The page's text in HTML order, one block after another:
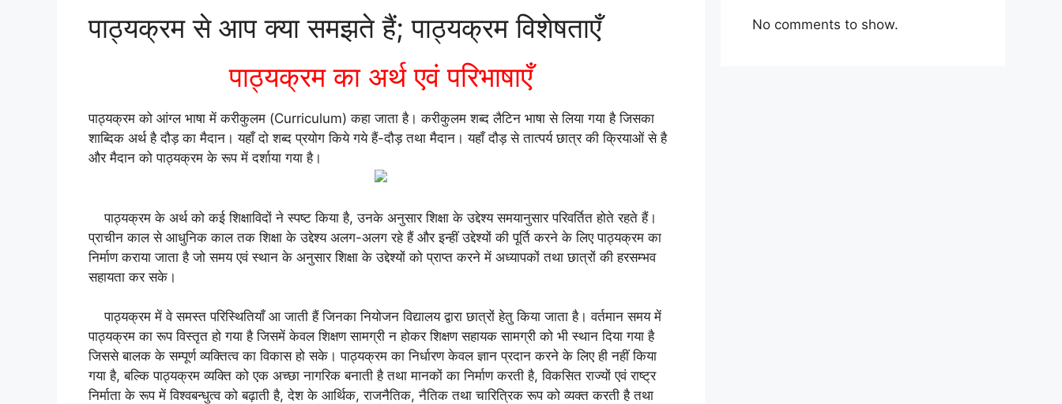
पाठ्यक्रम से आप क्या समझते हैं; पाठ्यक्रम विशेषताएँ
पाठ्यक्रम का अर्थ एवं परिभाषाएँ
पाठ्यक्रम को आंग्ल भाषा में करीकुलम (Curriculum) कहा जाता है। करीकुलम शब्द लैटिन भाषा से लिया गया है जिसका
शाब्दिक अर्थ है दौड़ का मैदान। यहाँ दो शब्द प्रयोग किये गये हैं-दौड़ तथा मैदान। यहाँ दौड़ से तात्पर्य छात्र की क्रियाओं से है
और मैदान को पाठ्यक्रम के रूप में दर्शाया गया है।
पाठ्यक्रम के अर्थ को कई शिक्षाविदों ने स्पष्ट किया है, उनके अनुसार शिक्षा के उद्देश्य समयानुसार परिवर्तित होते रहते हैं।
प्राचीन काल से आधुनिक काल तक शिक्षा के उद्देश्य अलग-अलग रहे हैं और इन्हीं उद्देश्यों की पूर्ति करने के लिए पाठ्यक्रम का
निर्माण कराया जाता है जो समय एवं स्थान के अनुसार शिक्षा के उद्देश्यों को प्राप्त करने में अध्यापकों तथा छात्रों की हरसम्भव
सहायता कर सके।
पाठ्यक्रम में वे समस्त परिस्थितियाँ आ जाती हैं जिनका नियोजन विद्यालय द्वारा छात्रों हेतु किया जाता है। वर्तमान समय में
पाठ्यक्रम का रूप विस्तृत हो गया है जिसमें केवल शिक्षण सामग्री न होकर शिक्षण सहायक सामग्री को भी स्थान दिया गया है
जिससे बालक के सम्पूर्ण व्यक्तित्व का विकास हो सके। पाठ्यक्रम का निर्धारण केवल ज्ञान प्रदान करने के लिए ही नहीं किया
गया है, बल्कि पाठ्यक्रम व्यक्ति को एक अच्छा नागरिक बनाती है तथा मानकों का निर्माण करती है, विकसित राज्यों एवं राष्ट्र
निर्माता के रूप में विश्वबन्धुत्व को बढ़ाती है, देश के आर्थिक, राजनैतिक, नैतिक तथा चारित्रिक रूप को व्यक्त करती है तथा
No comments to show.